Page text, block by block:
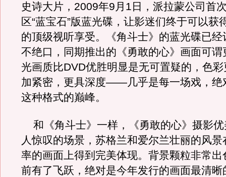
史诗大片，2009年9月1日，派拉蒙公司首
区“蓝宝石”版蓝光碟，让影迷们终于可以获
的顶级视听享受。《角斗士》的蓝光碟已经
不绝口，同期推出的《勇敢的心》画面可谓
光画质比DVD优胜明显是无可置疑的，色
加紧密，更具深度——几乎是每一场戏，绝
这种格式的巅峰。
和《角斗士》一样，《勇敢的心》摄影优
人惊叹的场景，苏格兰和爱尔兰壮丽的风
率的画面上得到完美体现。背景颗粒非常出
前有了飞跃，绝对是今年发行的画面最清晰